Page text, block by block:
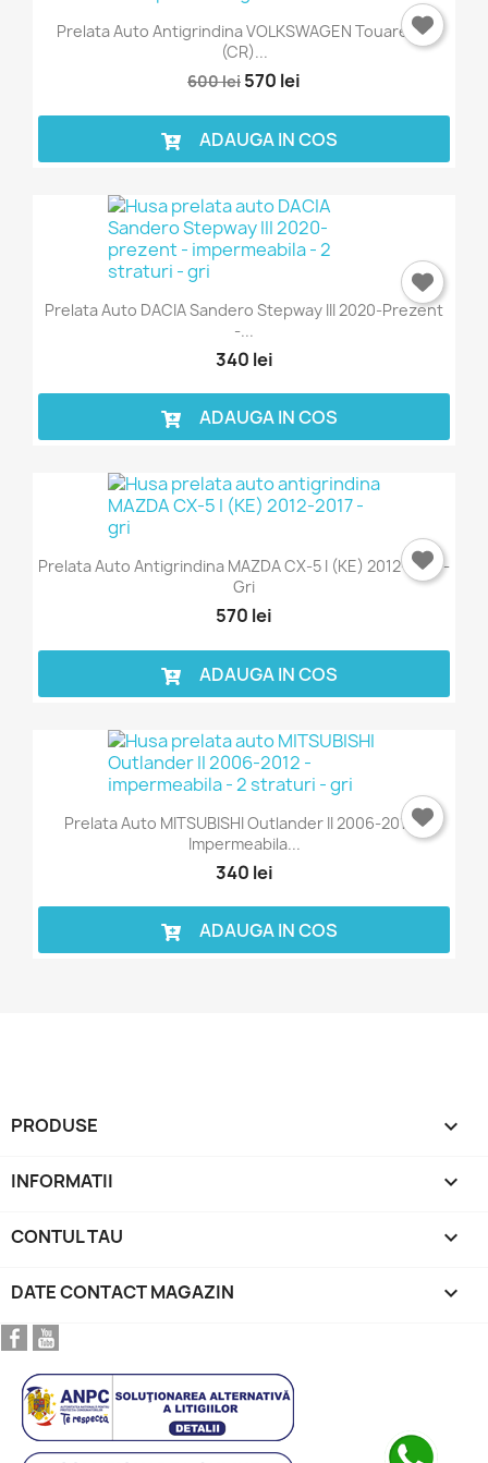
Prelata Auto Antigrindina VOLKSWAGEN Touareg III
(CR)...
600 lei 570 lei
ADAUGA IN COS
Prelata Auto DACIA Sandero Stepway III 2020-Prezent
-...
340 lei
ADAUGA IN COS
Prelata Auto Antigrindina MAZDA CX-5 I (KE) 2012-2017 -
Gri
570 lei
ADAUGA IN COS
Prelata Auto MITSUBISHI Outlander II 2006-2012 -
Impermeabila...
340 lei
ADAUGA IN COS
PRODUSE 
INFORMATII 
CONTUL TAU 
DATE CONTACT MAGAZIN keyboard_arrow_down